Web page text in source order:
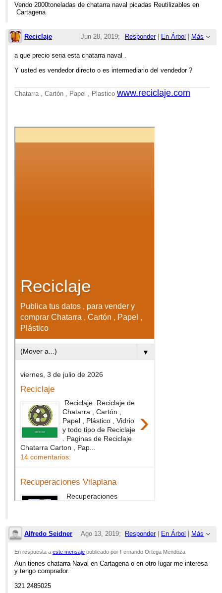
Re: chatarra naval picada
Vendo 2000toneladas de chatarra naval picadas Reutilizables en
Cartagena
Reciclaje Responder| En Árbol Más
Jun 28, 2019;
10:59am
Re: chatarra naval picada
a que precio seria esta chatarra naval .
Y usted es vendedor directo o es intermediario del vendedor ?
Chatarra , Cartón , Papel , Plasticowww.reciclaje.com
Alfredo Seidner Responder| En Árbol | Más
Ago 13, 2019;
2:48am
Re: chatarra naval picada
En respuesta aeste mensaje publicado por Fernando Ortega Mendoza
Aun tienes chatarra Naval en Cartagena o en otro lugar me interesa
y tengo comprador.
321 2485025